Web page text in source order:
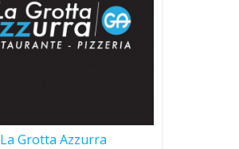
La Grotta Azzurra